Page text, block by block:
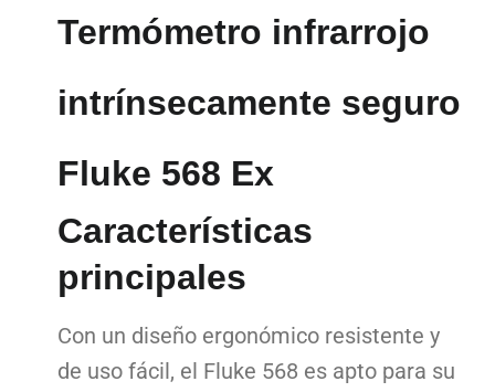
Termómetro infrarrojo
intrínsecamente seguro
Fluke 568 Ex
Características
principales
Con un diseño ergonómico resistente y
de uso fácil, el Fluke 568 es apto para su